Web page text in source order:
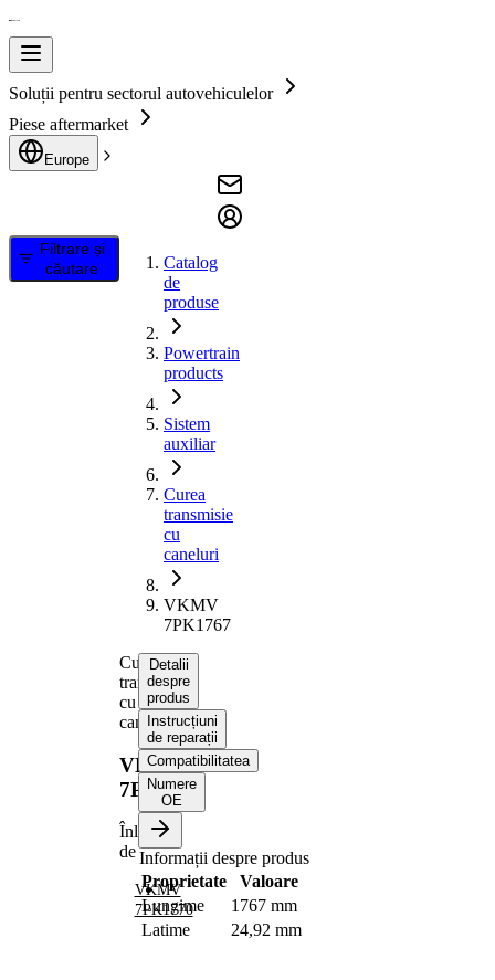
Soluții pentru sectorul autovehiculelor
Piese aftermarket
Europe
Filtrare și
căutare
Catalog
de
produse
Powertrain
products
Sistem
auxiliar
Curea
transmisie
cu
caneluri
VKMV
7PK1767
Curea
transmisie
cu
caneluri
VKMV
7PK1767
Înlocuit
de
VKMV
7PK1770
Detalii
despre
produs
Instrucțiuni
de reparații
Compatibilitatea
Numere
OE
Informații despre produs
Proprietate
Valoare
Lungime
1767 mm
Latime
24,92 mm